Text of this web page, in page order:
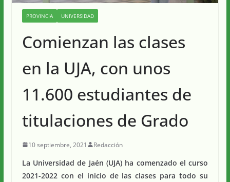
PROVINCIA UNIVERSIDAD
Comienzan las clases
en la UJA, con unos
11.600 estudiantes de
titulaciones de Grado
10 septiembre, 2021 Redacción
La Universidad de Jaén (UJA) ha comenzado el curso
2021-2022 con el inicio de las clases para todo su